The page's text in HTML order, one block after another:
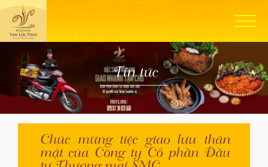
Tin tức
Chúc mừng tiệc giao lưu thân
mật của Công ty Cổ phần Đầu